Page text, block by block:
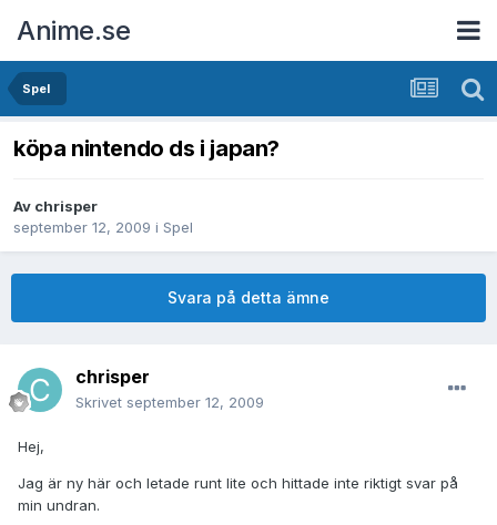
Anime.se
Spel
köpa nintendo ds i japan?
Av chrisper
september 12, 2009 i Spel
Svara på detta ämne
chrisper
Skrivet september 12, 2009
Hej,
Jag är ny här och letade runt lite och hittade inte riktigt svar på
min undran.